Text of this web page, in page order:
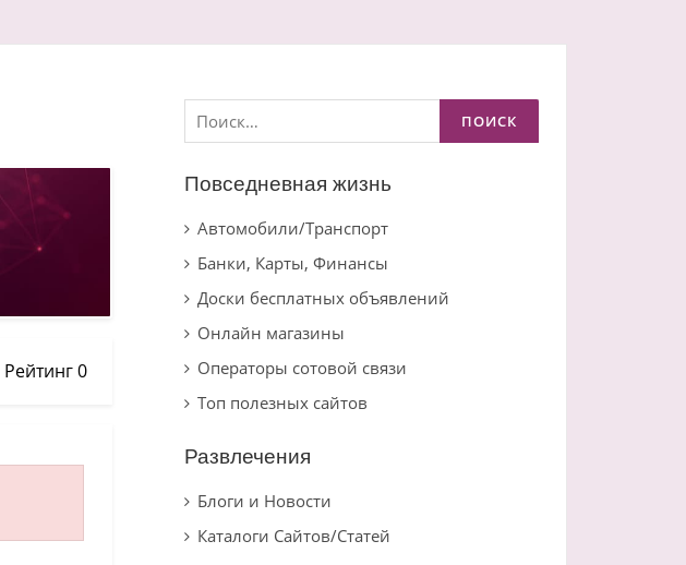
Рейтинг0
Найти:
Повседневная жизнь
Автомобили/Транспорт
Банки, Карты, Финансы
Доски бесплатных объявлений
Онлайн магазины
Операторы сотовой связи
Топ полезных сайтов
Развлечения
Блоги и Новости
Каталоги Сайтов/Статей